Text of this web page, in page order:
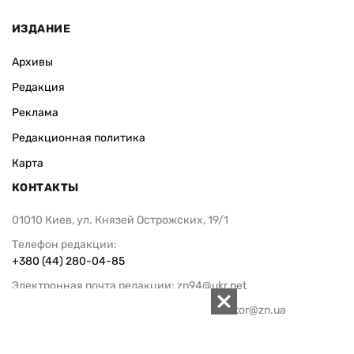
ИЗДАНИЕ
Архивы
Редакция
Реклама
Редакционная политика
Карта
КОНТАКТЫ
01010 Киев, ул. Князей Острожских, 19/1
Телефон редакции:
+380 (44) 280-04-85
Электронная почта редакции: zn94@ukr.net
Электронная почта службы новостей:editor@zn.ua